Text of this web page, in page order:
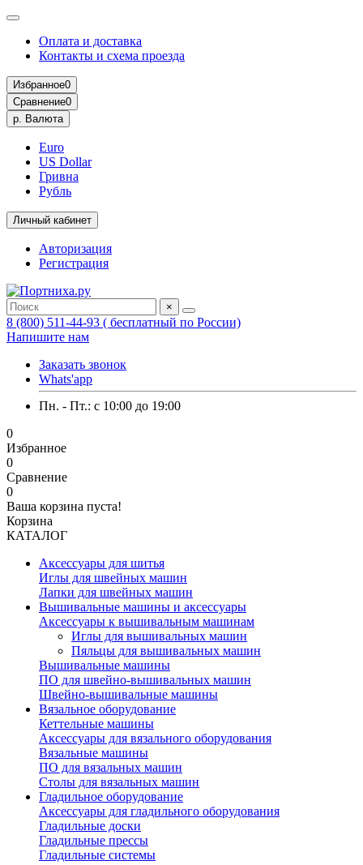
Оплата и доставка
Контакты и схема проезда
Избранное0
Сравнение0
р. Валюта
Euro
US Dollar
Гривна
Рубль
Личный кабинет
Авторизация
Регистрация
×
8 (800) 511-44-93 ( бесплатный по России)
Напишите нам
Заказать звонок
Whats'app
Пн. - Пт.: c 10:00 до 19:00
0
Избранное
0
Сравнение
0
Ваша корзина пуста!
Корзина
КАТАЛОГ
Аксессуары для шитья
Иглы для швейных машин
Лапки для швейных машин
Вышивальные машины и аксессуары
Аксессуары к вышивальным машинам
Иглы для вышивальных машин
Пяльцы для вышивальных машин
Вышивальные машины
ПО для швейно-вышивальных машин
Швейно-вышивальные машины
Вязальное оборудование
Кеттельные машины
Аксессуары для вязального оборудования
Вязальные машины
ПО для вязальных машин
Столы для вязальных машин
Гладильное оборудование
Аксессуары для гладильного оборудования
Гладильные доски
Гладильные прессы
Гладильные системы